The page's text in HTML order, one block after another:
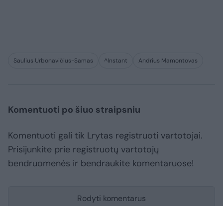
Saulius Urbonavičius-Samas ^Instant Andrius Mamontovas
Komentuoti po šiuo straipsniu
Komentuoti gali tik Lrytas registruoti vartotojai.
Prisijunkite prie registruotų vartotojų
bendruomenės ir bendraukite komentaruose!
Rodyti komentarus